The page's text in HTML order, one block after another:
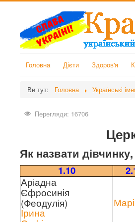
Головна Дієти Здоров'я
Ви тут: Головна Українські
Перегляди: 16706
Як назвати
1.10
Аріадна
Єфросинія
(Феодулія)
Ірина